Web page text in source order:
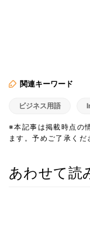
関連キーワード
ビジネス用語
※本記事は掲載時点の
ます。予めご了承くだ
あわせて読